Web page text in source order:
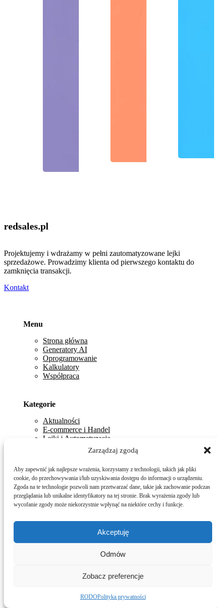
Zarządzaj zgodą
Aby zapewnić jak najlepsze wrażenia, korzystamy z technologii, takich jak pliki
cookie, do przechowywania i/lub uzyskiwania dostępu do informacji o urządzeniu.
Zgoda na te technologie pozwoli nam przetwarzać dane, takie jak zachowanie podczas
przeglądania lub unikalne identyfikatory na tej stronie. Brak wyrażenia zgody lub
wycofanie zgody może niekorzystnie wpłynąć na niektóre cechy i funkcje.
Akceptuję
Odmów
Zobacz preferencje
RODOPolityka prywatności
redsales.pl
Projektujemy i wdrażamy w pełni zautomatyzowane lejki
sprzedażowe. Prowadzimy klienta od pierwszego kontaktu do
zamknięcia transakcji.
Kontakt
Menu
Strona główna
Generatory AI
Oprogramowanie
Kalkulatory
Współpraca
Kategorie
Aktualności
E-commerce i Handel
Lejki i Automatyzacja
Marketing Efektywnościowy
Optymalizacja Konwersji (CRO)
Relacje i Retencja
Strategia i Skalowanie
Technologia i AI
Popularne
Nieoczywiste czynniki wpływające na konwersję:
Szybkość ładowania vs. Design
Jak AI optymalizuje etapy lejka sprzedażowego w
Jak budować unikalną wartość firmy w czasach
powszechnego AI